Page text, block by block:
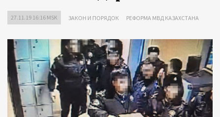
27.11.19 16:16 MSK ЗАКОН И ПОРЯДОК РЕФОРМА МВД КАЗАХСТАНА